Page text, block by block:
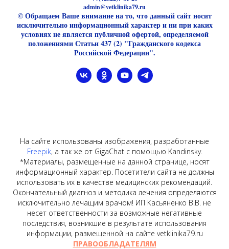
admin@vetklinika79.ru
© Обращаем Ваше внимание на то, что данный сайт носит
исключительно информационный характер и ни при каких
условиях не является публичной офертой, определяемой
положениями Статьи 437 (2) "Гражданского кодекса
Российской Федерации".
На сайте использованы изображения, разработанные
Freepik, а так же от GigaChat с помощью Kandinsky.
*Материалы, размещенные на данной странице, носят
информационный характер. Посетители сайта не должны
использовать их в качестве медицинских рекомендаций.
Окончательный диагноз и методика лечения определяются
исключительно лечащим врачом! ИП Касьяненко В.В. не
несет ответственности за возможные негативные
последствия, возникшие в результате использования
информации, размещенной на сайте vetklinika79.ru
ПРАВООБЛАДАТЕЛЯМ